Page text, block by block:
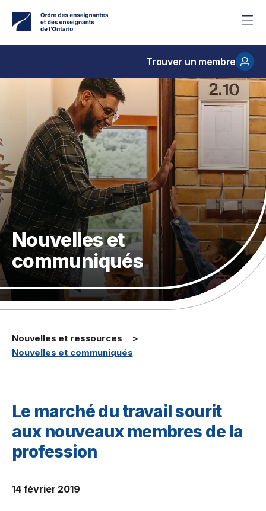
contenu
Trouver un membre
Nouvelles et
communiqués
Nouvelles et ressources
Nouvelles et communiqués
Le marché du travail sourit
aux nouveaux membres de la
profession
14 février 2019